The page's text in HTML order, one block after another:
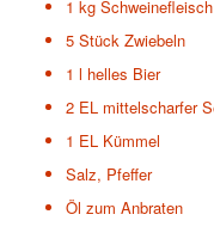
1 kg
5 Stück Zwiebeln
1 l helles Bier
2 EL mittelscharfer
1 EL Kümmel
Salz, Pfeffer
Öl zum Anbraten